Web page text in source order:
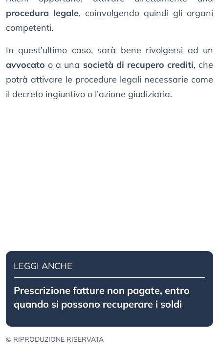
procedura legale, coinvolgendo quindi gli organi
competenti.
In quest’ultimo caso, sarà bene rivolgersi ad un
avvocato o a una società di recupero crediti, che
potrà attivare le procedure legali necessarie come
il decreto ingiuntivo o l’azione giudiziaria.
LEGGI ANCHE
Prescrizione fatture non pagate, entro
quando si possono recuperare i soldi
© RIPRODUZIONE RISERVATA